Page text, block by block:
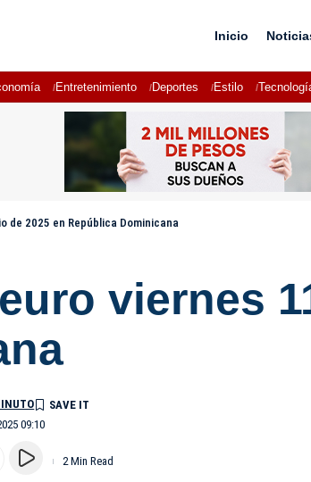
Inicio
Entretenimiento Deportes Estilo
de 2025 en República Dominicana
viernes
09:10
2 Min Read